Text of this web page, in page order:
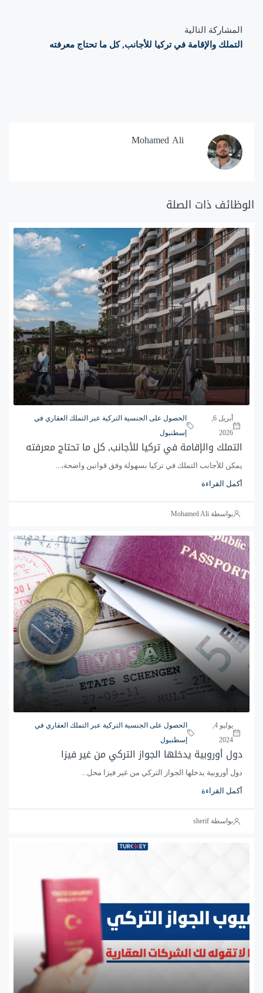
المشاركة التالية
التملك والإقامة في تركيا للأجانب, كل ما تحتاج معرفته
Mohamed Ali
الوظائف ذات الصلة
2026
الحصول على الجنسية التركية عبر التملك العقاري في
إسطنبول
التملك والإقامة في تركيا للأجانب, كل ما تحتاج معرفته
يمكن للأجانب التملك في تركيا بسهولة وفق قوانين واضحة،...
أكمل القراءة
بواسطة Mohamed Ali
يوليو 4,
2024
الحصول على الجنسية التركية عبر التملك العقاري في
إسطنبول
دول أوروبية يدخلها الجواز التركي من غير فيزا
دول أوروبية يدخلها الجواز التركي من غير فيزا محل...
أكمل القراءة
بواسطة sherif